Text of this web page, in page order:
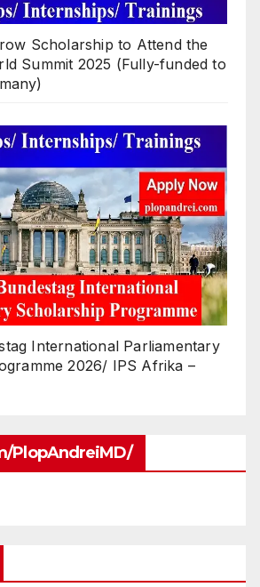
Scholarship to Attend the
Summit 2025 (Fully-funded to
International Parliamentary
2026/ IPS Afrika –
PlopAndreiMD/